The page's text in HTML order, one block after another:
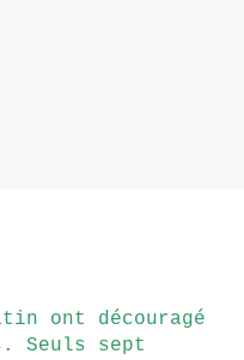
ont découragé
Seuls sept